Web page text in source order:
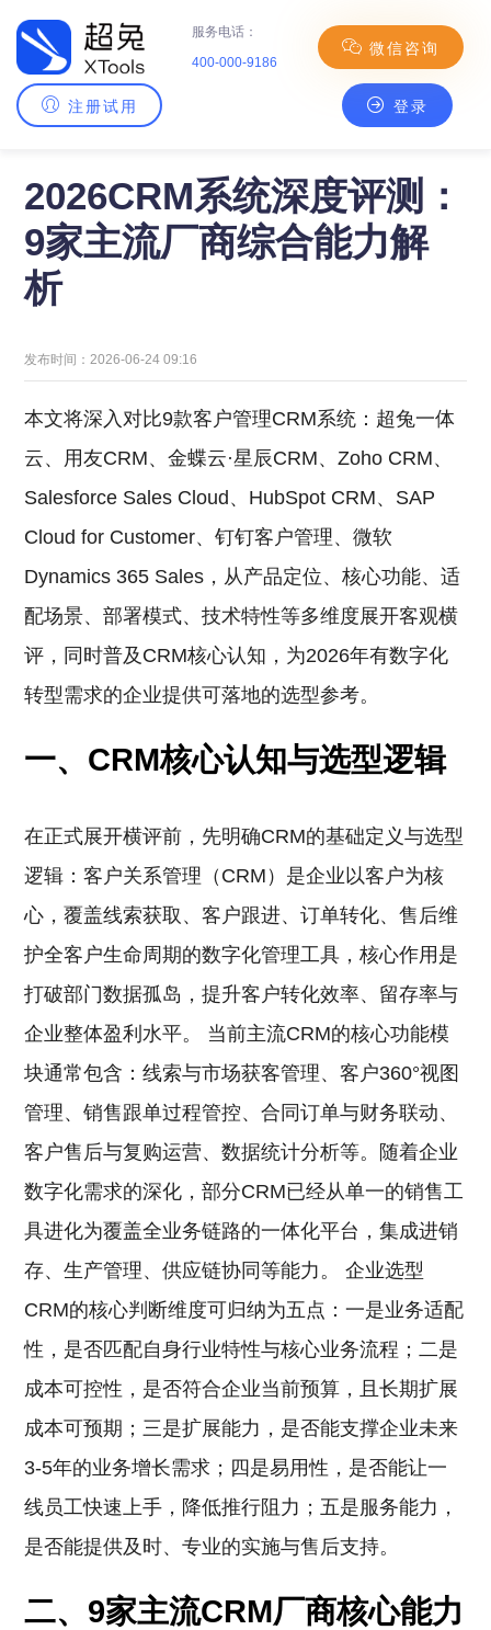
服务电话：
400-000-9186
微信咨询
注册试用 登录
主页>CRM百科> 2026CRM系统深度评测：9家主流厂商综合能力解析
2026CRM系统深度评测：
9家主流厂商综合能力解
析
发布时间：2026-06-24 09:16
本文将深入对比9款客户管理CRM系统：超兔一体
云、用友CRM、金蝶云·星辰CRM、Zoho CRM、
Salesforce Sales Cloud、HubSpot CRM、SAP
Cloud for Customer、钉钉客户管理、微软
Dynamics 365 Sales，从产品定位、核心功能、适
配场景、部署模式、技术特性等多维度展开客观横
评，同时普及CRM核心认知，为2026年有数字化
转型需求的企业提供可落地的选型参考。
一、CRM核心认知与选型逻辑
在正式展开横评前，先明确CRM的基础定义与选型
逻辑：客户关系管理（CRM）是企业以客户为核
心，覆盖线索获取、客户跟进、订单转化、售后维
护全客户生命周期的数字化管理工具，核心作用是
打破部门数据孤岛，提升客户转化效率、留存率与
企业整体盈利水平。 当前主流CRM的核心功能模
块通常包含：线索与市场获客管理、客户360°视图
管理、销售跟单过程管控、合同订单与财务联动、
客户售后与复购运营、数据统计分析等。随着企业
数字化需求的深化，部分CRM已经从单一的销售工
具进化为覆盖全业务链路的一体化平台，集成进销
存、生产管理、供应链协同等能力。 企业选型
CRM的核心判断维度可归纳为五点：一是业务适配
性，是否匹配自身行业特性与核心业务流程；二是
成本可控性，是否符合企业当前预算，且长期扩展
成本可预期；三是扩展能力，是否能支撑企业未来
3-5年的业务增长需求；四是易用性，是否能让一
线员工快速上手，降低推行阻力；五是服务能力，
是否能提供及时、专业的实施与售后支持。
二、9家主流CRM厂商核心能力